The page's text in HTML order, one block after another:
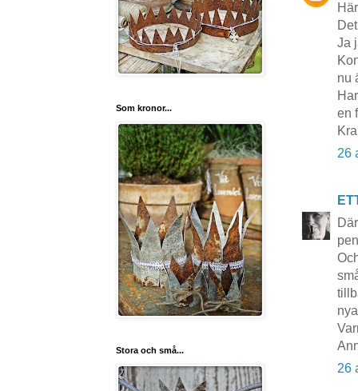
Ja
nu
en
26
26
Som kronor...
Stora och små...